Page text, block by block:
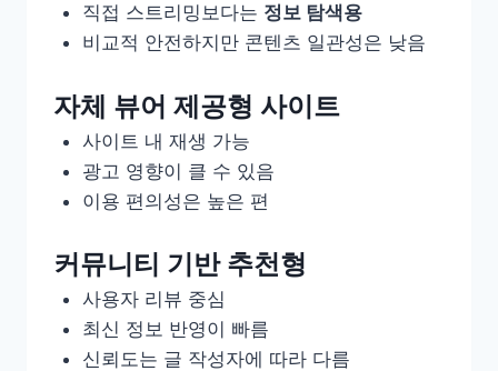
직접 스트리밍보다는 정보 탐색용
비교적 안전하지만 콘텐츠 일관성은 낮음
자체 뷰어 제공형 사이트
사이트 내 재생 가능
광고 영향이 클 수 있음
이용 편의성은 높은 편
커뮤니티 기반 추천형
사용자 리뷰 중심
최신 정보 반영이 빠름
신뢰도는 글 작성자에 따라 다름